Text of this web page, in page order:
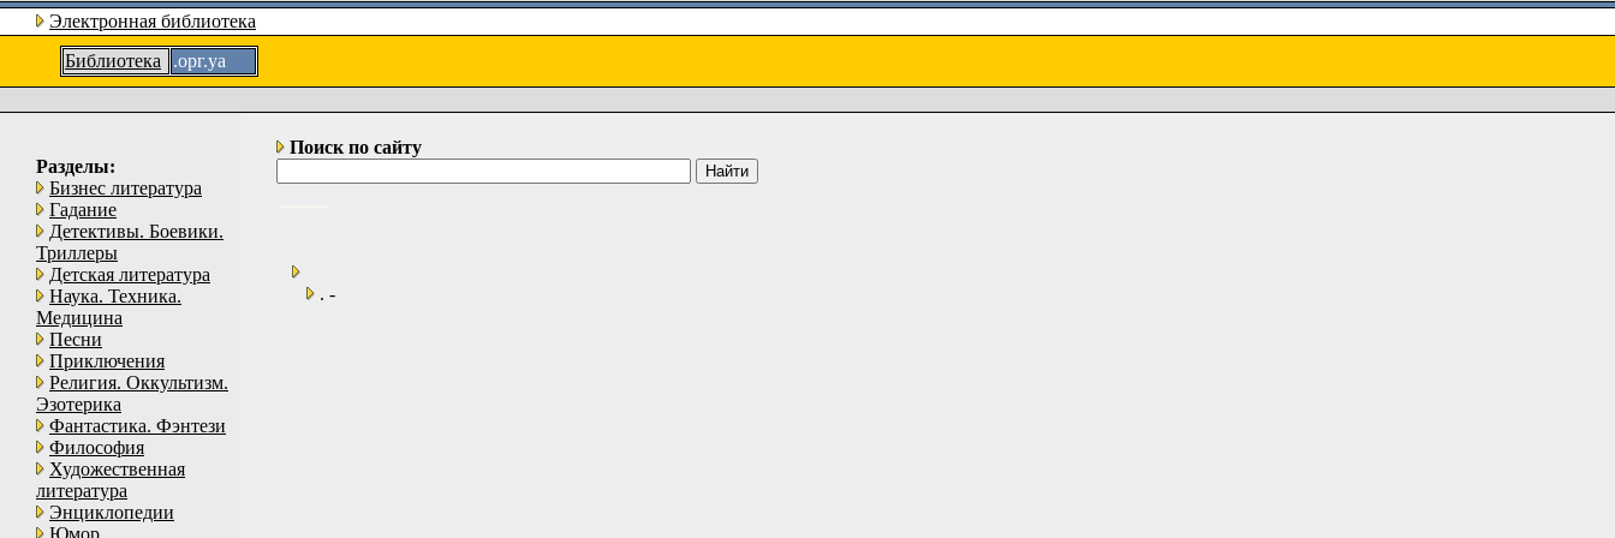
Электронная библиотека
Библиотека
.орг.уа
Разделы:
Бизнес литература
Гадание
Детективы. Боевики.
Триллеры
Детская литература
Наука. Техника.
Медицина
Песни
Приключения
Религия. Оккультизм.
Эзотерика
Фантастика. Фэнтези
Философия
Художественная
литература
Энциклопедии
Юмор
Поиск по сайту
. -